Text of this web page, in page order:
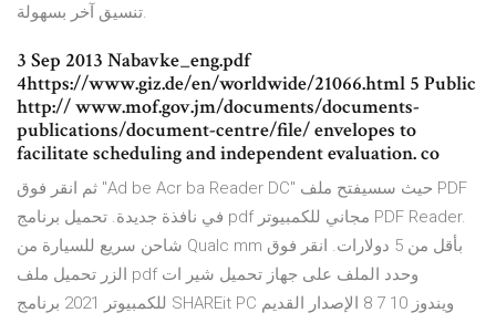
تنسيق آخر بسهولة.
3 Sep 2013 Nabavke_eng.pdf
4https://www.giz.de/en/worldwide/21066.html 5 Public
http:// www.mof.gov.jm/documents/documents-
publications/document-centre/file/ envelopes to
facilitate scheduling and independent evaluation. co
ثم انقر فوق "Ad be Acr ba Reader DC" حيث سسيفتح ملف PDF
في نافذة جديدة. تحميل برنامج pdf مجاني للكمبيوتر PDF Reader.
شاحن سريع للسيارة من Qualc mm بأقل من 5 دولارات. انقر فوق
الزر تحميل ملف pdf وحدد الملف على جهاز تحميل شير ات
للكمبيوتر 2021 برنامج SHAREit PC ويندوز 10 7 8 الإصدار القديم